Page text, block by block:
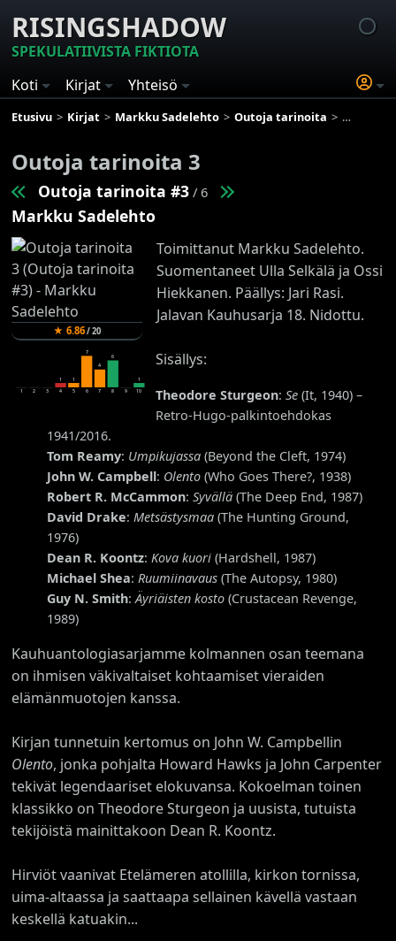
RISINGSHADOW
SPEKULATIIVISTA FIKTIOTA
Koti
Kirjat Yhteisö
Etusivu Kirjat Markku Sadelehto Outoja tarinoita Outoja
Outoja tarinoita 3
Outoja tarinoita #3 / 6
Markku Sadelehto
★6.86/20
1 2 3
1
4
1
5
7
6
4
7
6
8 9
1
10
Toimittanut Markku Sadelehto.
Suomentaneet Ulla Selkälä ja Ossi
Hiekkanen. Päällys: Jari Rasi.
Jalavan Kauhusarja 18. Nidottu.
Sisällys:
Theodore Sturgeon: Se(It, 1940) –
Retro-Hugo-palkintoehdokas
1941/2016.
Tom Reamy: Umpikujassa (Beyond the Cleft, 1974)
John W. Campbell: Olento (Who Goes There?, 1938)
Robert R. McCammon:Syvällä (The Deep End, 1987)
David Drake: Metsästysmaa (The Hunting Ground,
1976)
Dean R. Koontz: Kova kuori (Hardshell, 1987)
Michael Shea: Ruumiinavaus (The Autopsy, 1980)
Guy N. Smith:Äyriäisten kosto (Crustacean Revenge,
1989)
Kauhuantologiasarjamme kolmannen osan teemana
on ihmisen väkivaltaiset kohtaamiset vieraiden
elämänmuotojen kanssa.
Kirjan tunnetuin kertomus on John W. Campbellin
Olento, jonka pohjalta Howard Hawks ja John Carpenter
tekivät legendaariset elokuvansa. Kokoelman toinen
klassikko on Theodore Sturgeon ja uusista, tutuista
tekijöistä mainittakoon Dean R. Koontz.
Hirviöt vaanivat Etelämeren atollilla, kirkon tornissa,
uima-altaassa ja saattaapa sellainen kävellä vastaan
keskellä katuakin...